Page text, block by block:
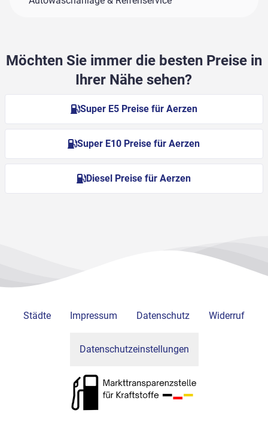
Möchten Sie immer die besten Preise in
Ihrer Nähe sehen?
Super E5 Preise für Aerzen
Super E10 Preise für Aerzen
Diesel Preise für Aerzen
Städte Impressum Datenschutz Widerruf
Datenschutzeinstellungen